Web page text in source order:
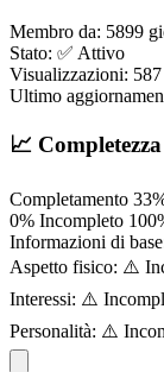
Membro da: 5899
Stato: ✅ Attivo
Visualizzazioni: 587
Ultimo
📈
Completamento
0% Incompleto
Informazioni di
Aspetto fisico: ⚠️
Interessi: ⚠️
Personalità: ⚠️